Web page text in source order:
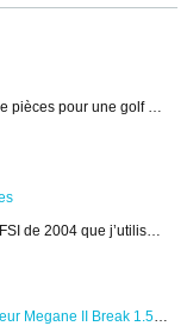
pour une golf 7 svp
que j’utilise tous les jours.
Perte d'autoradio et de commande retroviseur Megane II Break 1.5DCi 106cv